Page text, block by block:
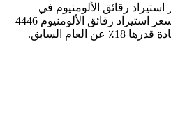
​​سعر استيراد رقائق الألومنيوم في
المملكة المتحدة؟ بلغ متوسط ​​سعر استيراد رقائق الألومنيوم 4446
دولارًا للطن في عام 2021 ، بزيادة قدرها 18٪ عن العام السابق.